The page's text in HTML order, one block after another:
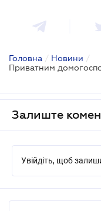
Головна / Новини /
Залиште
Увійдіть, щоб